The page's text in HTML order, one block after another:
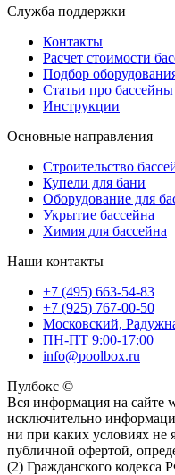
Служба поддержки
Контакты
Расчет стоимости
Подбор
Статьи про бассейны
Инструкции
Основные направления
Строительство
Купели для бани
Оборудование для
Укрытие бассейна
Химия для бассейна
Наши контакты
+7 (495) 663-54-83
+7 (925) 767-00-50
Московский,
ПН-ПТ 9:00-17:00
info@poolbox.ru
Пулбокс ©
Вся информация на сайте
исключительно
ни при каких условиях не
публичной офертой,
(2) Гражданского кодекса